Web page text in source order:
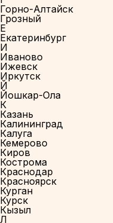
Горно-Алтайск
Грозный
Е
Екатеринбург
И
Иваново
Ижевск
Иркутск
Й
Йошкар-Ола
К
Казань
Калининград
Калуга
Кемерово
Киров
Кострома
Краснодар
Красноярск
Курган
Курск
Кызыл
Л